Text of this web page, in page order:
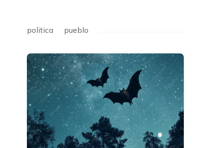
politica pueblo